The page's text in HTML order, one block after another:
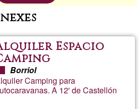
Espacio
Borriol
Camping para
A 12' de Castellón